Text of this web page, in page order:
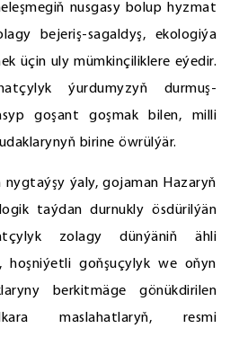
nusgasy bolup hyzmat
bejeriş-sagaldyş, ekologiýa
üçin uly mümkinçiliklere eýedir.
ýurdumyzyň durmuş-
goşant goşmak bilen, milli
birine öwrülýär.
ýaly, gojaman Hazaryň
taýdan durnukly ösdürilýän
zolagy dünýäniň ähli
hoşniýetli goňşuçylyk we oňyn
berkitmäge gönükdirilen
maslahatlaryň, resmi